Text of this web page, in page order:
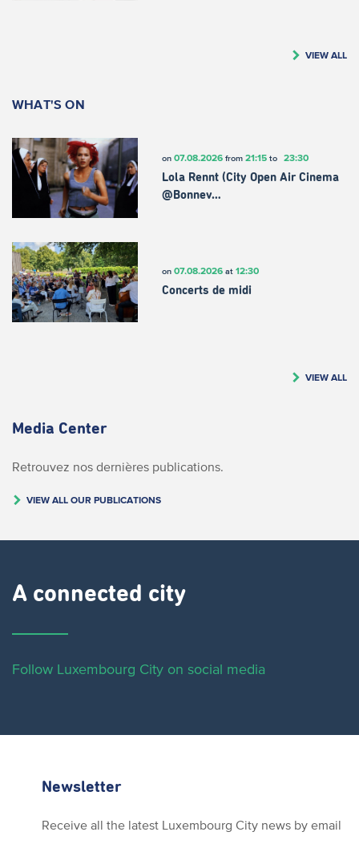
VIEW ALL
WHAT'S ON
on 07.08.2026from 21:15to 23:30
Lola Rennt (City Open Air Cinema
@Bonnev…
on 07.08.2026at 12:30
Concerts de midi
VIEW ALL
Media Center
Retrouvez nos dernières publications.
VIEW ALL OUR PUBLICATIONS
A connected city ​
Follow Luxembourg City on social media
Newsletter
Receive all the latest Luxembourg City news by email